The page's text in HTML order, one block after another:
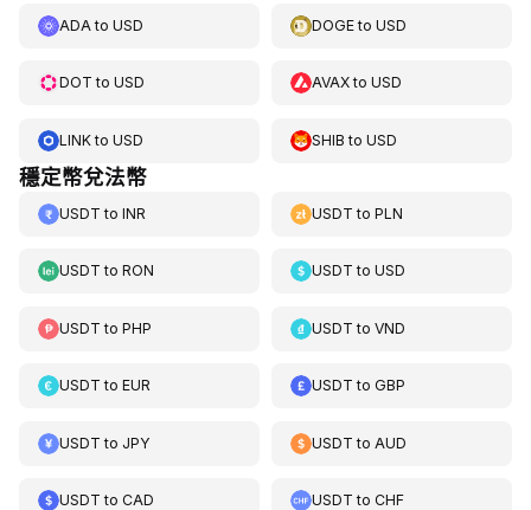
ADA to USD DOGEtoUSD
DOT to USD AVAXtoUSD
LINKto USD SHIB toUSD
穩定幣兌法幣
USDT to INR USDT toPLN
USDT to RON USDT toUSD
USDT to PHP USDT toVND
USDT to EUR USDT toGBP
USDT to JPY USDT to AUD
USDT to CAD USDT toCHF